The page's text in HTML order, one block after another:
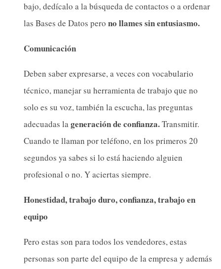
bajo, dedícalo a la búsqueda de contactos o a ordenar
las Bases de Datos pero no llames sin entusiasmo.
Comunicación
Deben saber expresarse, a veces con vocabulario
técnico, manejar su herramienta de trabajo que no
solo es su voz, también la escucha, las preguntas
adecuadas lageneración de confianza.Transmitir.
Cuando te llaman por teléfono, en los primeros 20
segundos ya sabes si lo está haciendo alguien
profesional o no. Y aciertas siempre.
Honestidad, trabajo duro, confianza, trabajo en
equipo
Pero estas son para todos los vendedores, estas
personas son parte del equipo de la empresa y además